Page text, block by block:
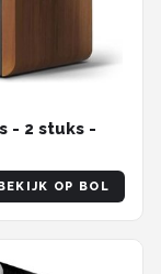
- 2 stuks -
OP BOL